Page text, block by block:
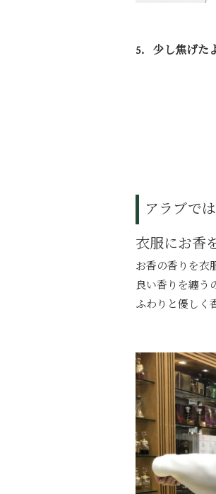
5．少し焦げた
アラブでは
衣服にお香
お香の香りを衣
良い香りを纏う
ふわりと優しく